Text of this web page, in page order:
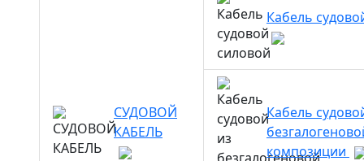
СУДОВОЙ
КАБЕЛЬ
Кабель
Кабель
композиции